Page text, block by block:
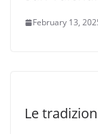
February 13,
Le